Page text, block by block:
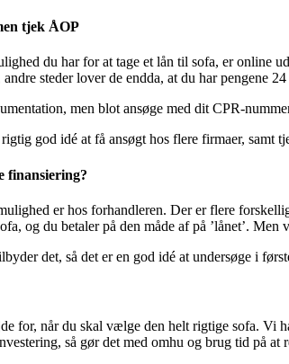
tjek ÅOP
du har for at tage et lån til sofa, er online
steder lover de endda, at du har pengene
men blot ansøge med dit CPR-
god idé at få ansøgt hos flere firmaer,
er hos forhandleren. Der er flere
og du betaler på den måde af på ’lånet’.
det, så det er en god idé at undersøge i
for, når du skal vælge den helt rigtige sofa.
så gør det med omhu og brug tid på at